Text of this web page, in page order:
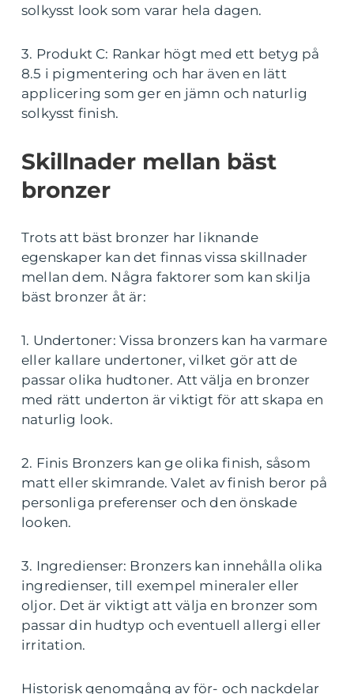
solkysst look som varar hela dagen.
3. Produkt C: Rankar högt med ett betyg på
8.5 i pigmentering och har även en lätt
applicering som ger en jämn och naturlig
solkysst finish.
Skillnader mellan bäst
bronzer
Trots att bäst bronzer har liknande
egenskaper kan det finnas vissa skillnader
mellan dem. Några faktorer som kan skilja
bäst bronzer åt är:
1. Undertoner: Vissa bronzers kan ha varmare
eller kallare undertoner, vilket gör att de
passar olika hudtoner. Att välja en bronzer
med rätt underton är viktigt för att skapa en
naturlig look.
2. Finis Bronzers kan ge olika finish, såsom
matt eller skimrande. Valet av finish beror på
personliga preferenser och den önskade
looken.
3. Ingredienser: Bronzers kan innehålla olika
ingredienser, till exempel mineraler eller
oljor. Det är viktigt att välja en bronzer som
passar din hudtyp och eventuell allergi eller
irritation.
Historisk genomgång av för- och nackdelar